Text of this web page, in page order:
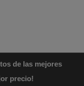
de las mejores
precio!